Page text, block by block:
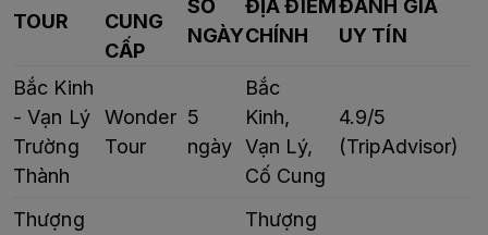
TOUR
CUNG
CẤP
SỐ
NGÀY
ĐỊA ĐIỂM
CHÍNH
ĐÁNH GIÁ
UY TÍN
Bắc Kinh
- Vạn Lý
Trường
Thành
Wonder
Tour
5
ngày
Bắc
Kinh,
Vạn Lý,
Cố Cung
4.9/5
(TripAdvisor)
Thượng
Thượng